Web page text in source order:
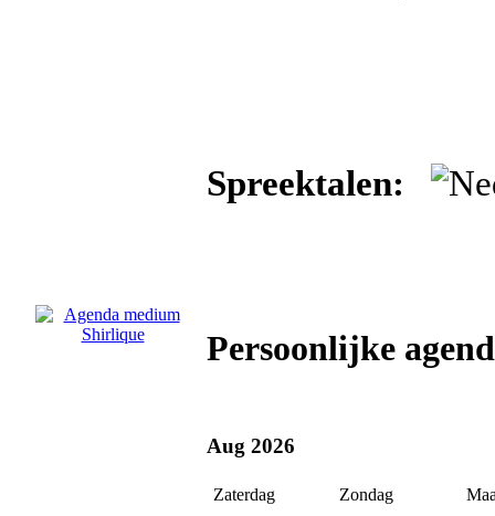
Spreektalen:
Persoonlijke
Aug 2026
Zaterdag Zondag